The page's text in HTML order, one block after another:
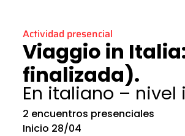
Actividad presencial
Viaggio in
finalizada).
En italiano –
2 encuentros presenciales
Inicio 28/04